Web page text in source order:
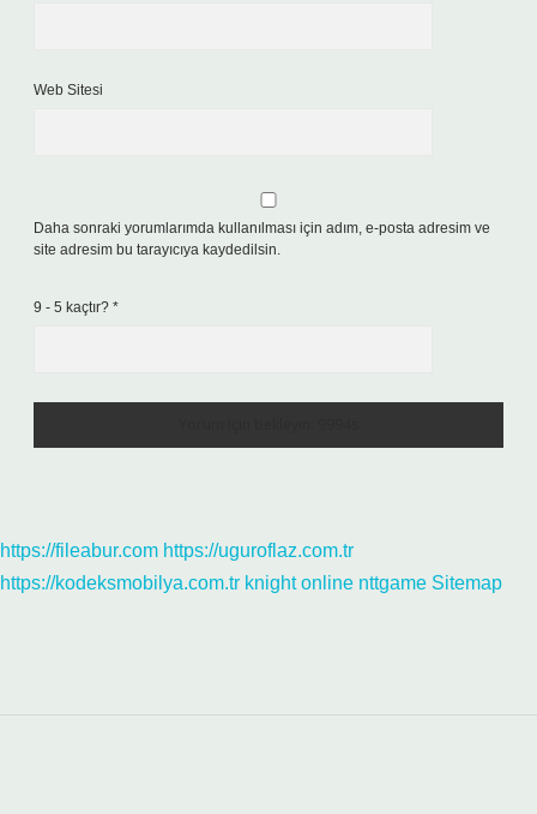
Web Sitesi
Daha sonraki yorumlarımda kullanılması için adım, e-posta adresim ve
site adresim bu tarayıcıya kaydedilsin.
9 - 5 kaçtır? *
https://fileabur.com https://uguroflaz.com.tr
https://kodeksmobilya.com.tr knight online nttgame Sitemap